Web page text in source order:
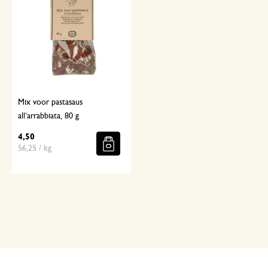
Mix voor pastasaus
all‘arrabbiata, 80 g
4,50
56,25 / kg